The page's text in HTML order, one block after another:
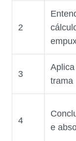
2
3
trama
4
e